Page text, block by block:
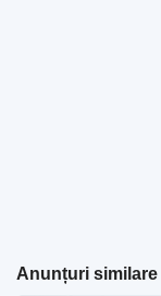
Anunțuri similare